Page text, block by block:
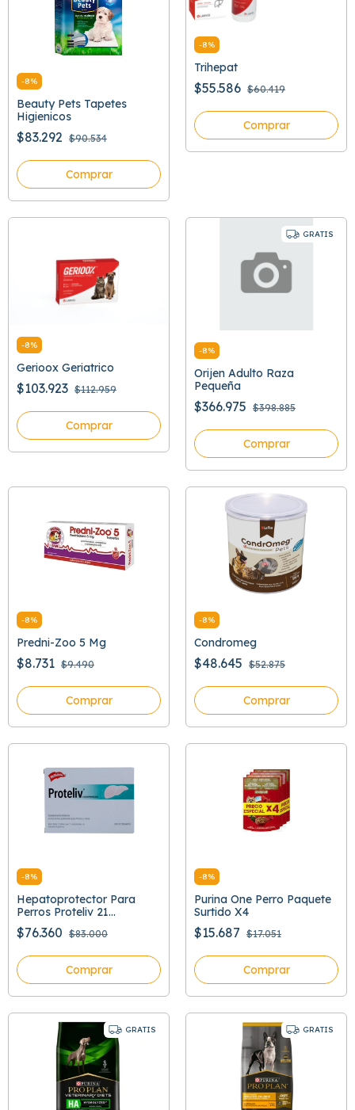
-8%
Beauty Pets Tapetes
Higienicos
$83.292 $90.534
Comprar
-8%
Trihepat
$55.586 $60.419
Comprar
-8%
Gerioox Geriatrico
$103.923 $112.959
Comprar
GRATIS
-8%
Orijen Adulto Raza
Pequeña
$366.975 $398.885
Comprar
-8%
Predni-Zoo 5 Mg
$8.731 $9.490
Comprar
-8%
Condromeg
$48.645 $52.875
Comprar
-8%
Hepatoprotector Para
Perros Proteliv 21
Comprimidos
$76.360 $83.000
Comprar
-8%
Purina One Perro Paquete
Surtido X4
$15.687 $17.051
Comprar
GRATIS GRATIS